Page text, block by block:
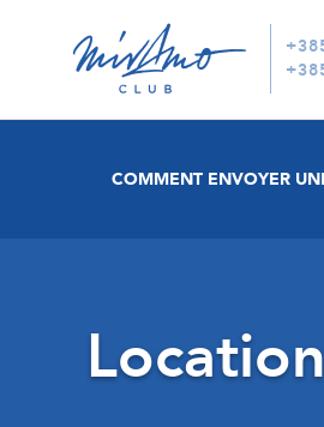
COMMENT ENVOYER